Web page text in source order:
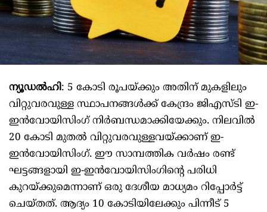
ന്യൂഡൽഹി: 5 കോടി രൂപയ്ക്കും അതിന് മുകളിലും
വിറ്റുവരവുള്ള സ്ഥാപനങ്ങള്‍ക്ക് കേന്ദ്രം ജിഎസ്ടി ഇ-
ഇന്‍വോയിസിംഗ് നിര്‍ബന്ധമാക്കിയേക്കും. നിലവില്‍
20 കോടി മുതല്‍ വിറ്റുവരവുള്ളവയ്ക്കാണ് ഇ-
ഇന്‍വോയിസിംഗ്. ഈ സാമ്പത്തിക വര്‍ഷം രണ്ട്
ഘട്ടങ്ങളായി ഇ-ഇന്‍വോയിസിംഗിന്റെ പരിധി
കുറയ്ക്കുമെന്നാണ് ഒരു ദേശീയ മാധ്യമം റിപ്പോര്‍ട്ട്
ചെയ്തത്. ആദ്യം 10 കോടിയിലേക്കും പിന്നീട് 5